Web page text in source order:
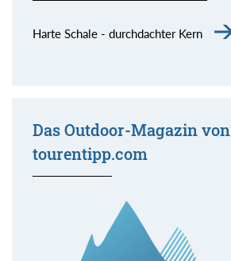
Harte Schale - durchdachter Kern
Das Outdoor-Magazin von
tourentipp.com